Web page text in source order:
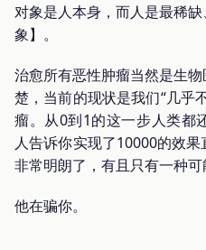
对象是人本身，而人是最稀
象】。
治愈所有恶性肿瘤当然是生
楚，当前的现状是我们“几乎
瘤。从0到1的这一步人类都
人告诉你实现了10000的效
非常明朗了，有且只有一种可
他在骗你。